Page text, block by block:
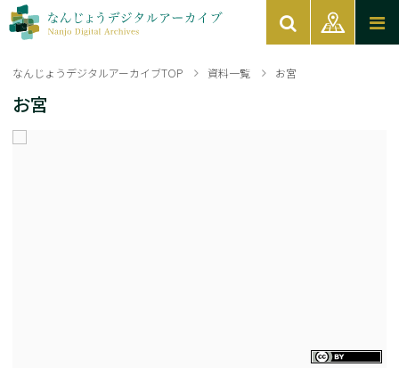
なんじょうデジタルアーカイブTOP 資料一覧 お宮
お宮